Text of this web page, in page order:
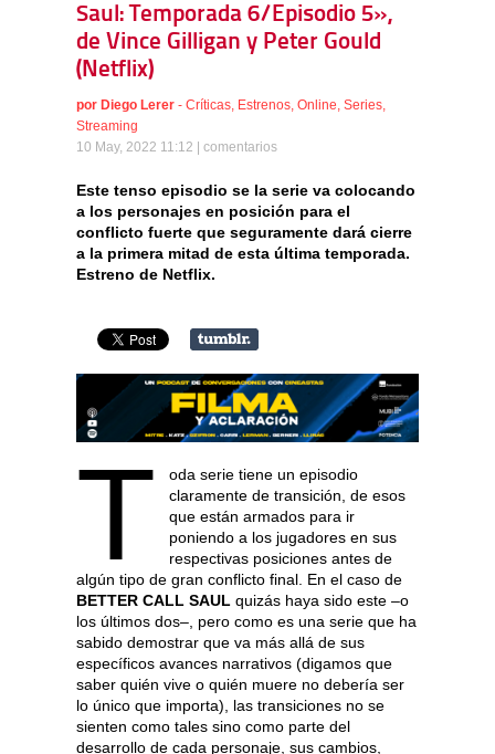
Saul: Temporada 6/Episodio 5»,
de Vince Gilligan y Peter Gould
(Netflix)
por Diego Lerer - Críticas Estrenos Online Series
Streaming
10 May, 2022 11:12 | comentarios
Este tenso episodio se la serie va colocando
a los personajes en posición para el
conflicto fuerte que seguramente dará cierre
a la primera mitad de esta última temporada.
Estreno de Netflix.
T
oda serie tiene un episodio
claramente de transición, de esos
que están armados para ir
poniendo a los jugadores en sus
respectivas posiciones antes de
algún tipo de gran conflicto final. En el caso de
BETTER CALL SAUL quizás haya sido este –o
los últimos dos–, pero como es una serie que ha
sabido demostrar que va más allá de sus
específicos avances narrativos (digamos que
saber quién vive o quién muere no debería ser
lo único que importa), las transiciones no se
sienten como tales sino como parte del
desarrollo de cada personaje, sus cambios,